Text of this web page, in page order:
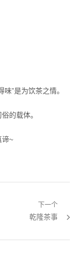
”是为饮茶之情。
的载体。
谛~
下一个
下一篇：
乾隆茶事